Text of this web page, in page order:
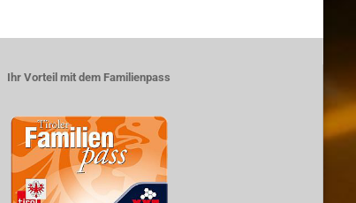
Ihr Vorteil mit dem Familienpass